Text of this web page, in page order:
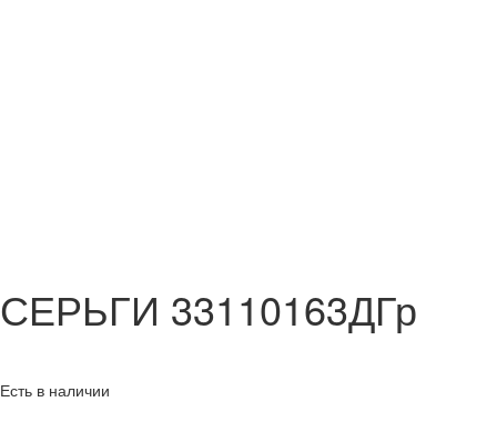
СЕРЬГИ 33110163ДГр
Есть в наличии